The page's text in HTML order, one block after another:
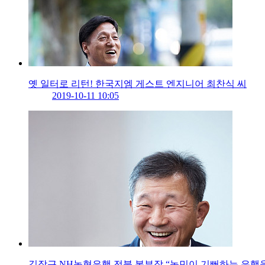
옛 일터로 리턴! 한국지엠 게스트 엔지니어 최찬식 씨
2019-10-11 10:05